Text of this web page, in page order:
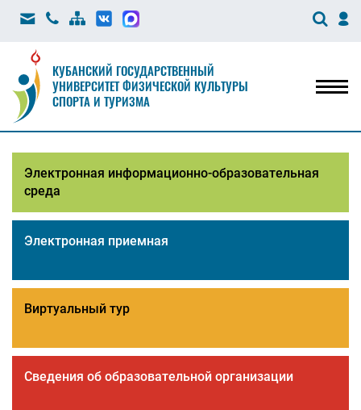
КУБАНСКИЙ ГОСУДАРСТВЕННЫЙ
УНИВЕРСИТЕТ ФИЗИЧЕСКОЙ КУЛЬТУРЫ
СПОРТА И ТУРИЗМА
Электронная информационно-образовательная
среда
Электронная приемная
Виртуальный тур
Сведения об образовательной организации